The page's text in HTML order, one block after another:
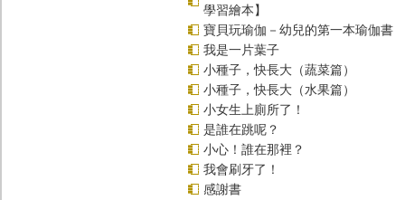
學習繪本】
寶貝玩瑜伽－幼兒的第一本瑜伽書
我是一片葉子
小種子，快長大（蔬菜篇）
小種子，快長大（水果篇）
小女生上廁所了！
是誰在跳呢？
小心！誰在那裡？
我會刷牙了！
感謝書